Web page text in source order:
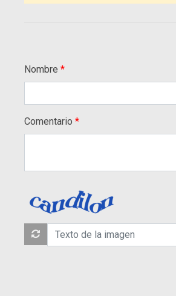
Nombre
Comentario